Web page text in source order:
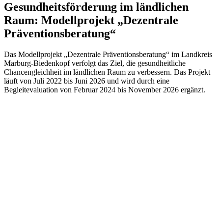
Gesundheitsförderung im ländlichen
Raum: Modellprojekt „Dezentrale
Präventionsberatung“
Das Modellprojekt „Dezentrale Präventionsberatung“ im Landkreis
Marburg-Biedenkopf verfolgt das Ziel, die gesundheitliche
Chancengleichheit im ländlichen Raum zu verbessern. Das Projekt
läuft von Juli 2022 bis Juni 2026 und wird durch eine
Begleitevaluation von Februar 2024 bis November 2026 ergänzt.